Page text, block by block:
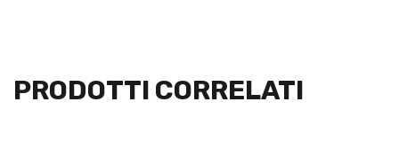
PRODOTTI CORRELATI